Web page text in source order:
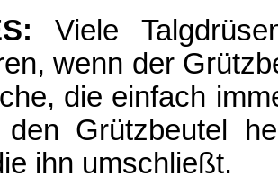
Viele
wenn der
die einfach
Grützbeutel
ihn umschließt.